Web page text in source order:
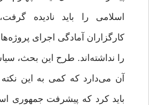
اسلامی را باید نادیده
کارگزاران آمادگی اجرای
را نداشته‌اند. طرح این بحث،
آن می‌دارد که کمی به این نکته
باید کرد که پیشرفت جمهوری